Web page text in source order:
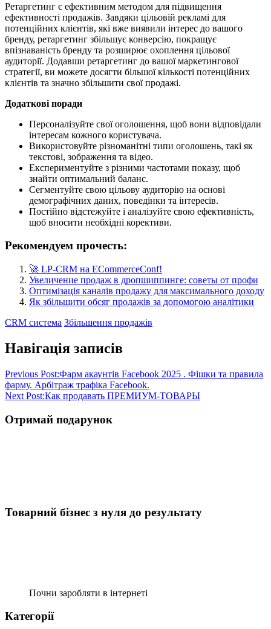
Ретаргетинг є ефективним методом для підвищення
ефективності продажів. Завдяки цільовій рекламі для
потенційних клієнтів, які вже виявили інтерес до вашого
бренду, ретаргетинг збільшує конверсію, покращує
впізнаваність бренду та розширює охоплення цільової
аудиторії. Додавши ретаргетинг до вашої маркетингової
стратегії, ви можете досягти більшої кількості потенційних
клієнтів та значно збільшити свої продажі.
Додаткові поради
Персоналізуйте свої оголошення, щоб вони відповідали
інтересам кожного користувача.
Використовуйте різноманітні типи оголошень, такі як
текстові, зображення та відео.
Експериментуйте з різними частотами показу, щоб
знайти оптимальний баланс.
Сегментуйте свою цільову аудиторію на основі
демографічних даних, поведінки та інтересів.
Постійно відстежуйте і аналізуйте свою ефективність,
щоб вносити необхідні корективи.
Рекомендуем прочесть:
🚀 LP-CRM на ECommerceConf!
Увеличение продаж в дропшиппинге: советы от профи
Оптимізація каналів продажу для максимального доходу
Як збільшити обсяг продажів за допомогою аналітики
CRM система Збільшення продажів
Навігація записів
Previous Post:Фарм акаунтів Facebook 2025 . Фішки та правила
фарму. Арбітраж трафіка Facebook.
Next Post:Как продавать ПРЕМИУМ-ТОВАРЫ
Отримай подарунок
Товарний бізнес з нуля до результату
Почни заробляти в інтернеті
Категорії